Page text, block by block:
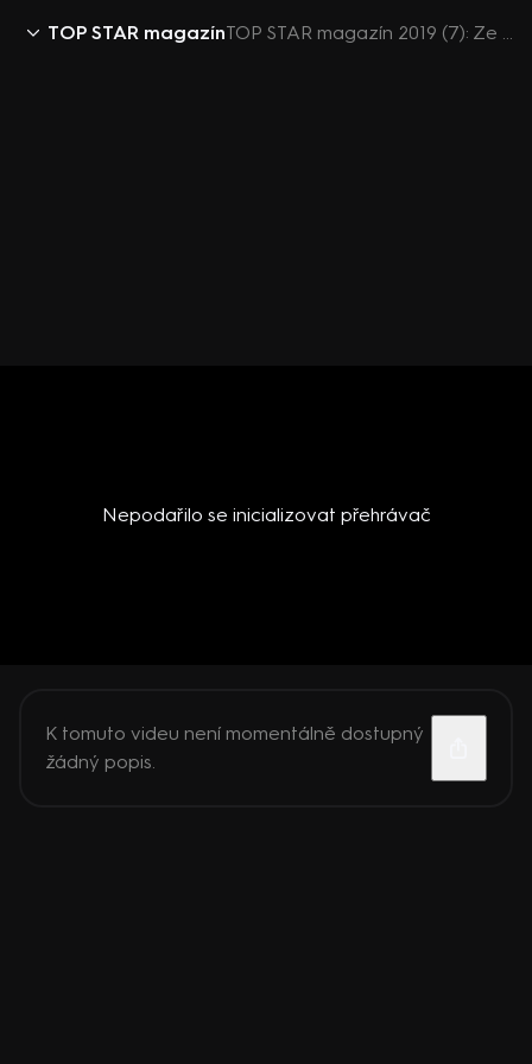
TOP STAR magazín TOP STAR magazín 2019 (7): Ze života hvězd - Kubišová, Genzer
Nepodařilo se inicializovat přehrávač
K tomuto videu není momentálně dostupný
žádný popis.